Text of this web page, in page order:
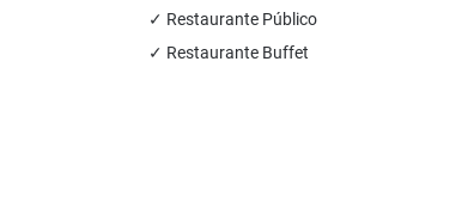
✓ Restaurante Público
✓ Restaurante Buffet